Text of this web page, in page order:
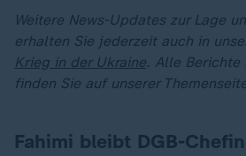
Weitere News-Updates zur Lage
erhalten Sie jederzeit auch in
Krieg in der Ukraine. Alle Berichte
finden Sie auf unserer
Fahimi bleibt DGB-Chefin